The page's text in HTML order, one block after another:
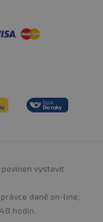
vystavit
daně on-line,
hodin.